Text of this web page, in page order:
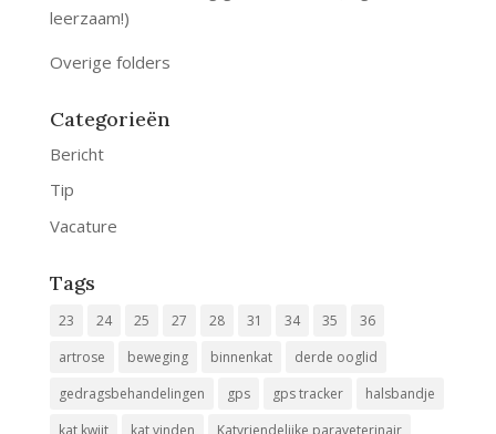
leerzaam!)
Overige folders
Categorieën
Bericht
Tip
Vacature
Tags
23 24 25 27 28 31 34 35
36
artrose
beweging binnenkat
derde ooglid
gedragsbehandelingen
gps gps tracker
halsbandje
kat kwijt
kat vinden
Katvriendelijke paraveterinair